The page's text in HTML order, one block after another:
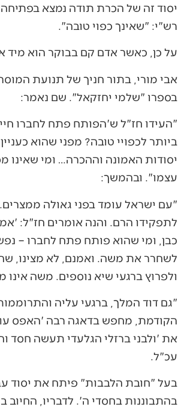
יסוד זה של הכרת תודה נמצא
רש"י: "שאינך כפוי טובה".
על כן, כאשר אדם קם בבוקר הוא מיד
אבי מורי, בתור חניך של תנועת
בספרו "שלמי יחזקאל". שם נאמר:
"העידו חז"ל ש'הפותח פתח לחברו
ביותר לכפויי טובה? מפני שהוא
יסודות האמונה וההכרה… ומי שאינו
עצמו". ובהמשך:
"עם ישראל עומד בפני גאולה
לתפקידו הרם. והנה אומרים חז"ל:
כבן, ומי שהוא פותח פתח לחברו –
לשחרר את משה. ואמנם, לא מצינו,
ולפרוץ ברגעי שיא נוספים. משה
"גם דוד המלך, ברגעי עליה
הקודמת, מחפש בדאגה רבה 'האפס
את 'ולבני ברזלי הגלעדי תעשה חסד
עכ"ל.
בעל "חובת הלבבות" פיתח את יסוד
בהתבוננות בחסדי ה'. לדבריו,